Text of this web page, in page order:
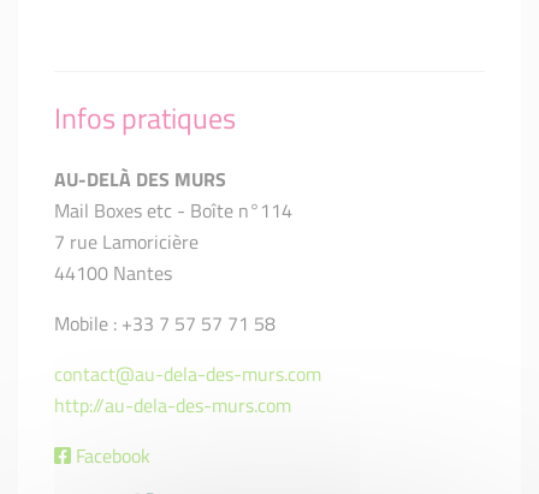
Infos pratiques
AU-DELÀ DES MURS
Mail Boxes etc - Boîte n°114
7 rue Lamoricière
44100 Nantes
Mobile : +33 7 57 57 71 58
contact@au-dela-des-murs.com
http://au-dela-des-murs.com
Facebook